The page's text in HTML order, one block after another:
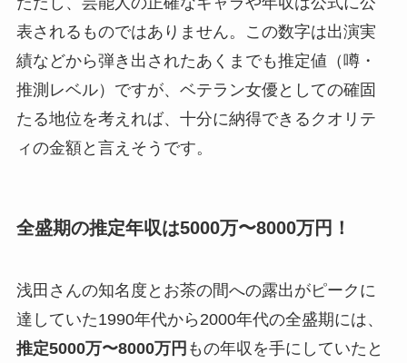
表されるものではありません。この数字は出演実
績などから弾き出されたあくまでも推定値（噂・
推測レベル）ですが、ベテラン女優としての確固
たる地位を考えれば、十分に納得できるクオリテ
ィの金額と言えそうです。
全盛期の推定年収は5000万〜8000万円！
浅田さんの知名度とお茶の間への露出がピークに
達していた1990年代から2000年代の全盛期には、
推定5000万〜8000万円 もの年収を手にしていたと